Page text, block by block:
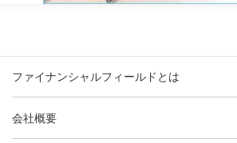
ファイナンシャルフィールドとは
会社概要